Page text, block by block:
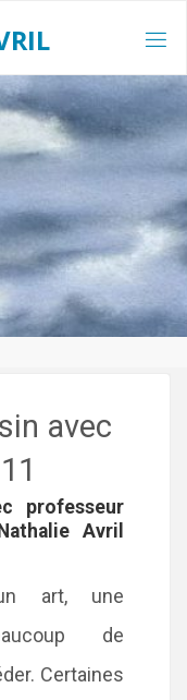
avec
professeur
Avril
art, une
de
Certaines